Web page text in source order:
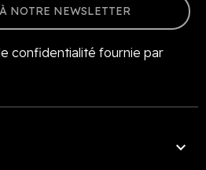
NOTRE NEWSLETTER
confidentialité fournie par
